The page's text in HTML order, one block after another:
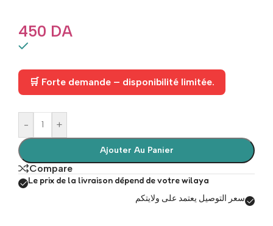
450 DA
🛒 Forte demande – disponibilité limitée.
- +
Ajouter Au Panier
Compare
Le prix de la livraison dépend de votre wilaya
سعر التوصيل يعتمد على ولايتكم